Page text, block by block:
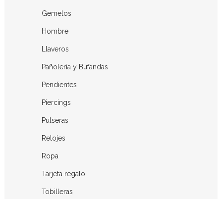
Gemelos
Hombre
Llaveros
Pañolería y Bufandas
Pendientes
Piercings
Pulseras
Relojes
Ropa
Tarjeta regalo
Tobilleras